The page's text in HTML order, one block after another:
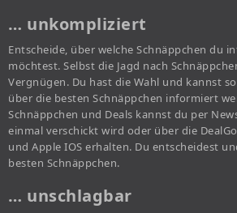
… unkompliziert
Entscheide, über welche Schnäppchen du
möchtest. Selbst die Jagd nach
Vergnügen. Du hast die Wahl und kannst
über die besten Schnäppchen informiert
Schnäppchen und Deals kannst du per
einmal verschickt wird oder über die
und Apple IOS erhalten. Du entscheidest
besten Schnäppchen.
… unschlagbar